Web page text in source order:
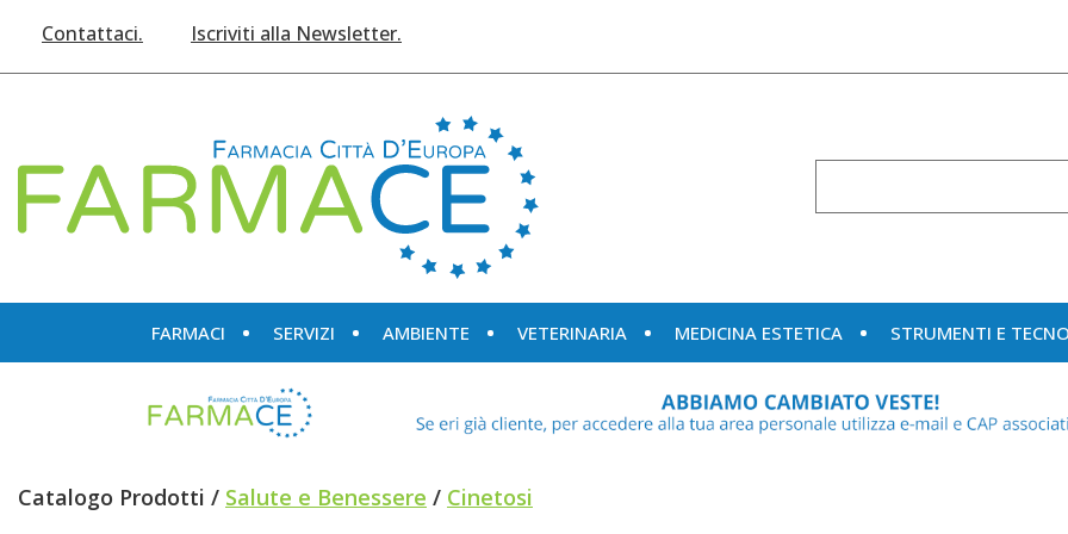
principale
Contattaci. Iscriviti alla Newsletter.
FARMACI SERVIZI AMBIENTE VETERINARIA MEDICINA ESTETICA STRUMENTI E
Catalogo Prodotti / Salute e Benessere / Cinetosi